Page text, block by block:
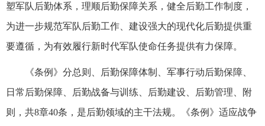
塑军队后勤体系，理顺后勤保障关系，健全后勤工作制度，
为进一步规范军队后勤工作、建设强大的现代化后勤提供重
要遵循，为有效履行新时代军队使命任务提供有力保障。
《条例》分总则、后勤保障体制、军事行动后勤保障、
日常后勤保障、后勤战备与训练、后勤建设、后勤管理、附
则，共8章40条，是后勤领域的主干法规。《条例》适应战争